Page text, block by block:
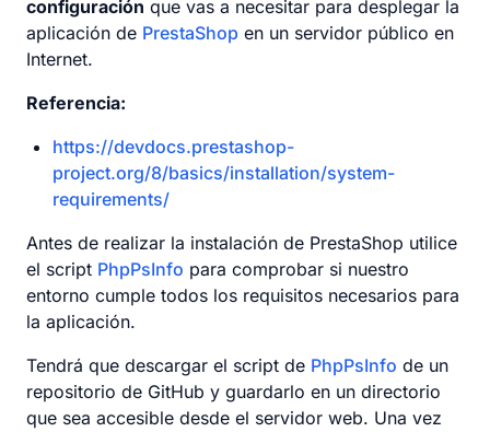
configuración que vas a necesitar para desplegar la
aplicación de PrestaShop en un servidor público en
Internet.
Referencia:
https://devdocs.prestashop-
project.org/8/basics/installation/system-
requirements/
Antes de realizar la instalación de PrestaShop utilice
el script PhpPsInfo para comprobar si nuestro
entorno cumple todos los requisitos necesarios para
la aplicación.
Tendrá que descargar el script de PhpPsInfo de un
repositorio de GitHub y guardarlo en un directorio
que sea accesible desde el servidor web. Una vez